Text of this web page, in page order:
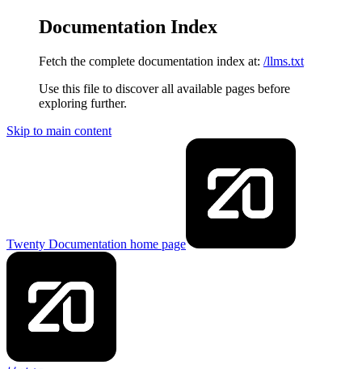
Documentation Index
Fetch the complete documentation index at: /llms.txt
Use this file to discover all available pages before
exploring further.
Skip to main content
Twenty Documentation home page